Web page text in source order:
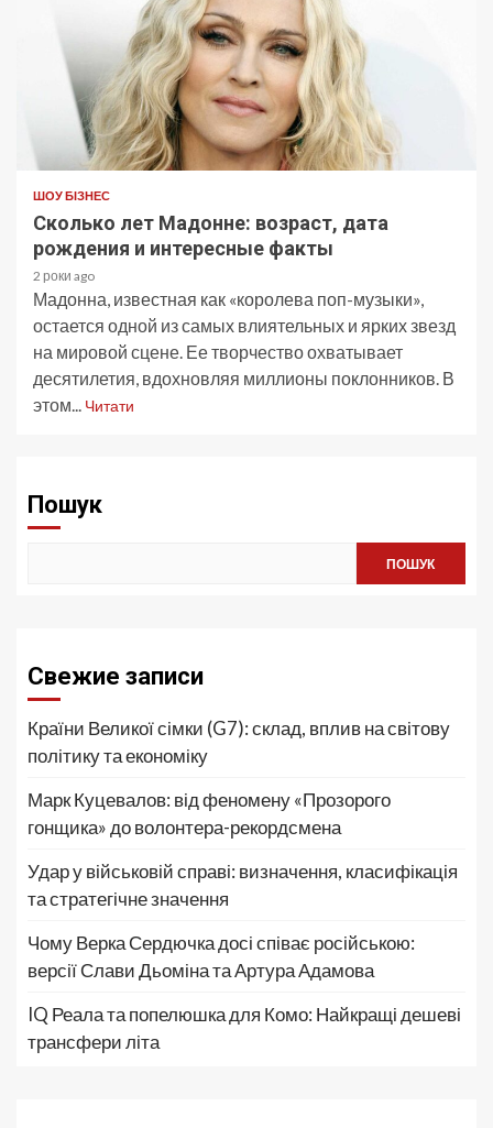
ШОУ БІЗНЕС
Сколько лет Мадонне: возраст, дата
рождения и интересные факты
2 роки ago
Мадонна, известная как «королева поп-музыки»,
остается одной из самых влиятельных и ярких звезд
на мировой сцене. Ее творчество охватывает
десятилетия, вдохновляя миллионы поклонников. В
этом... Читати
Пошук
ПОШУК
Свежие записи
Країни Великої сімки (G7): склад, вплив на світову
політику та економіку
Марк Куцевалов: від феномену «Прозорого
гонщика» до волонтера-рекордсмена
Удар у військовій справі: визначення, класифікація
та стратегічне значення
Чому Верка Сердючка досі співає російською:
версії Слави Дьоміна та Артура Адамова
IQ Реала та попелюшка для Комо: Найкращі дешеві
трансфери літа